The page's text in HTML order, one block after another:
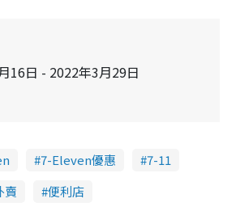
16日 - 2022年3月29日
7-Eleven優惠
7-11
賣 便利店